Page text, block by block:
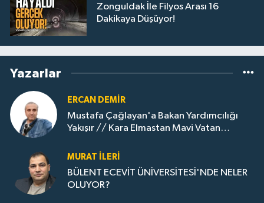
Zonguldak İle Filyos Arası 16
Dakikaya Düşüyor!
Yazarlar
ERCAN DEMIR
Mustafa Çağlayan'a Bakan Yardımcılığı
Yakışır // ​Kara Elmastan Mavi Vatan
MURAT İLERI
BÜLENT ECEVİT ÜNİVERSİTESİ'NDE NELER
OLUYOR?